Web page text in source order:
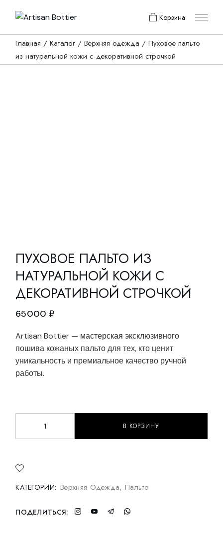
Корзина
Главная Каталог Верхняя одежда
Пуховое пальто
из натуральной кожи с декоративной строчкой
ПУХОВОЕ ПАЛЬТО ИЗ
НАТУРАЛЬНОЙ КОЖИ С
ДЕКОРАТИВНОЙ СТРОЧКОЙ
65000 ₽
Artisan Bottier — мастерская эксклюзивного
пошива кожаных пальто для тех, кто ценит
уникальность и премиальное качество ручной
работы.
Пуховое пальто из натуральной кожи с
В КОРЗИНУ
КАТЕГОРИИ: Верхняя Одежда, Пальто
ПОДЕЛИТЬСЯ: